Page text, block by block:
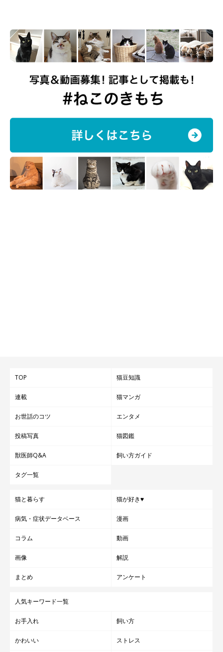
TOP 猫豆知識
連載 猫マンガ
お世話のコツ エンタメ
投稿写真 猫図鑑
獣医師Q&A 飼い方ガイド
タグ一覧
猫と暮らす 猫が好き♥
病気・症状データベース 漫画
コラム 動画
画像 解説
まとめ アンケート
人気キーワード一覧
お手入れ 飼い方
かわいい ストレス